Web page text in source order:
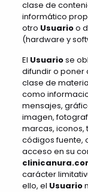
clase de
informático
otro Usuarioo
(hardware y
El Usuariose
difundir o poner
clase de
como
mensajes,
imagen,
marcas, iconos,
códigos fuente,
acceso en su
carácter
ello, el Usuario